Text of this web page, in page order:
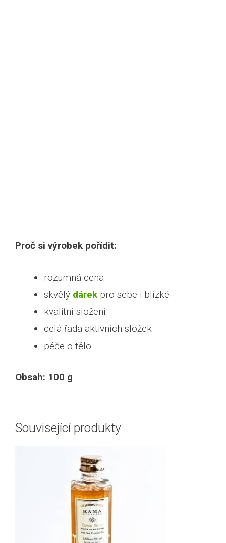
Proč si výrobek pořídit:
rozumná cena
skvělý dárek pro sebe i blízké
kvalitní složení
celá řada aktivních složek
péče o tělo
Obsah: 100 g
Související produkty